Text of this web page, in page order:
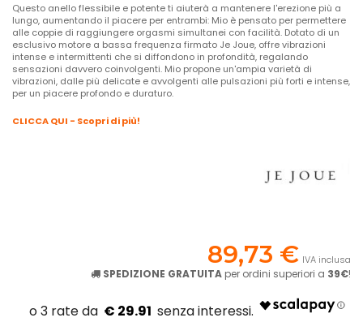
Questo anello flessibile e potente ti aiuterà a mantenere l'erezione più a
lungo, aumentando il piacere per entrambi: Mio è pensato per permettere
alle coppie di raggiungere orgasmi simultanei con facilità. Dotato di un
esclusivo motore a bassa frequenza firmato Je Joue, offre vibrazioni
intense e intermittenti che si diffondono in profondità, regalando
sensazioni davvero coinvolgenti. Mio propone un'ampia varietà di
vibrazioni, dalle più delicate e avvolgenti alle pulsazioni più forti e intense,
per un piacere profondo e duraturo.
CLICCA QUI - Scopri di più!
89,73 € IVA inclusa
SPEDIZIONE GRATUITA per ordini superiori a 39€!
€ 29.91